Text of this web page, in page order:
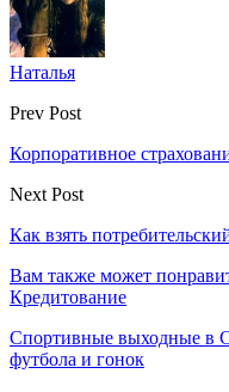
Наталья
Prev Post
Корпоративное
Next Post
Как взять
Вам также может
Кредитование
Спортивные выходные в
футбола и гонок